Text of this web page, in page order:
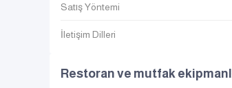
Satış Yöntemi
İletişim Dilleri
Restoran ve mutfak